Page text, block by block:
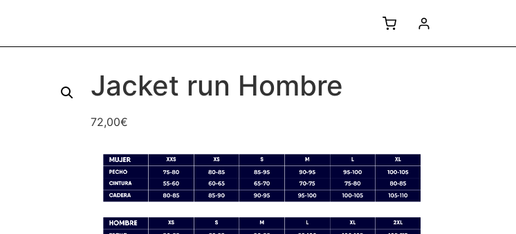
Jacket run Hombre
72,00€